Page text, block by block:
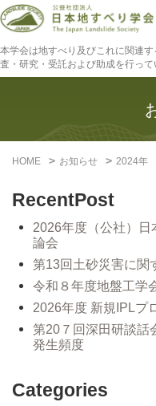
本学会は地すべり及びこれに関連
査・研究・受託および助成を行って
HOME お知らせ 2024年
RecentPost
2026年度（公社）
論会
第13回土砂災害に関
令和８年度地盤工学
2026年度 新規IPLプ
第20７回深田研談話
発生頻度
Categories